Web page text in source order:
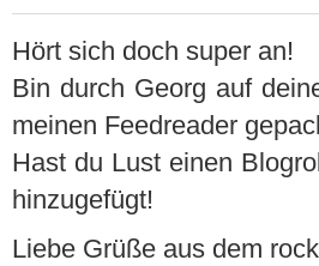
Hört sich doch super an!
Bin durch Georg auf
meinen Feedreader
Hast du Lust einen
hinzugefügt!
Liebe Grüße aus dem